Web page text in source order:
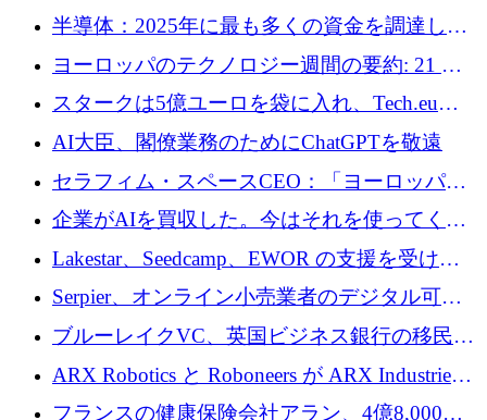
の 1 つに取り組むために 16 万 2,000 ユーロを
確保
半導体：2025年に最も多くの資金を調達した
10社
ヨーロッパのテクノロジー週間の要約: 21 億
ユーロの取引と Tech.eu Funding Explorer
スタークは5億ユーロを袋に入れ、Tech.eu
Funding Explorerの立ち上げ、そしてルクセン
ブルクの大きな野望
AI大臣、閣僚業務のためにChatGPTを敬遠
セラフィム・スペースCEO：「ヨーロッパは
追いつきつつある」
企業がAIを買収した。今はそれを使ってくれ
る人々が必要です
Lakestar、Seedcamp、EWOR の支援を受け、
SE3 が自律システム用の空間 AI プラットフォ
ームを発表
Serpier、オンライン小売業者のデジタル可視
性向上を支援するために 140 万ユーロを調達
ブルーレイクVC、英国ビジネス銀行の移民主
導スタートアップ支援で初のファンド獲得に
ARX Robotics と Roboneers が ARX Industries
を設立し、無人地上車両の生産を拡大
フランスの健康保険会社アラン、4億8,000万